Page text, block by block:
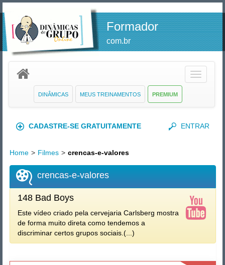
Formador
com.br
Toggle
PREMIUM
MEUS TREINAMENTOS
DINÂMICAS
CADASTRE-SE GRATUITAMENTE ENTRAR
Home > Filmes > crencas-e-valores
crencas-e-valores
148 Bad Boys
Este vídeo criado pela cervejaria Carlsberg mostra
de forma muito direta como tendemos a
discriminar certos grupos sociais.(...)